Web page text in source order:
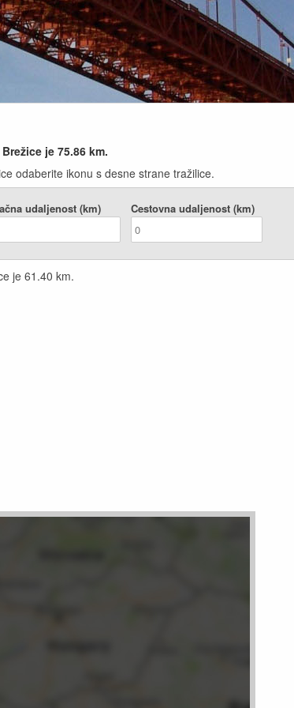
je 75.86 km.
odaberite ikonu s desne strane tražilice.
udaljenost (km) Cestovna udaljenost (km)
je 61.40 km.